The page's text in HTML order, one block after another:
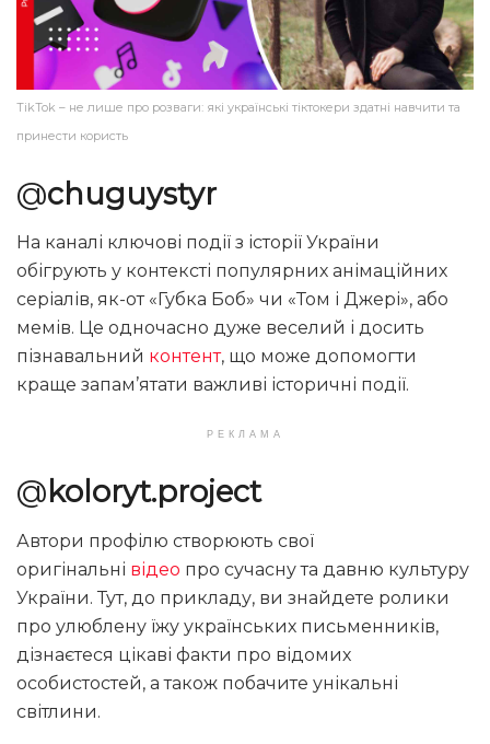
TikTok – не лише про розваги: які українські тіктокери здатні навчити та
принести користь
@chuguystyr
На каналі ключові події з історії України
обігрують у контексті популярних анімаційних
серіалів, як-от «Губка Боб» чи «Том і Джері», або
мемів. Це одночасно дуже веселий і досить
пізнавальний контент, що може допомогти
краще запам’ятати важливі історичні події.
РЕКЛАМА
@ koloryt.project
Автори профілю створюють свої
оригінальні відео про сучасну та давню культуру
України. Тут, до прикладу, ви знайдете ролики
про улюблену їжу українських письменників,
дізнаєтеся цікаві факти про відомих
особистостей, а також побачите унікальні
світлини.